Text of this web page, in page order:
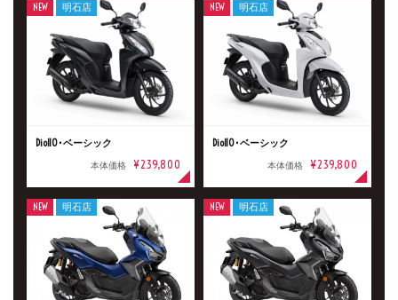
Dio110･ベーシック
本体価格 ¥239,800
NEW 明石店
Dio110･ベーシック
本体価格 ¥239,800
NEW 明石店
NEW 明石店 NEW 明石店